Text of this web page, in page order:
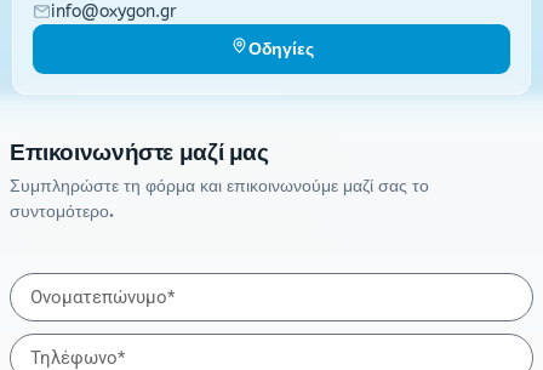
info@oxygon.gr
Οδηγίες
Επικοινωνήστε μαζί μας
Συμπληρώστε τη φόρμα και επικοινωνούμε μαζί σας το
συντομότερο.